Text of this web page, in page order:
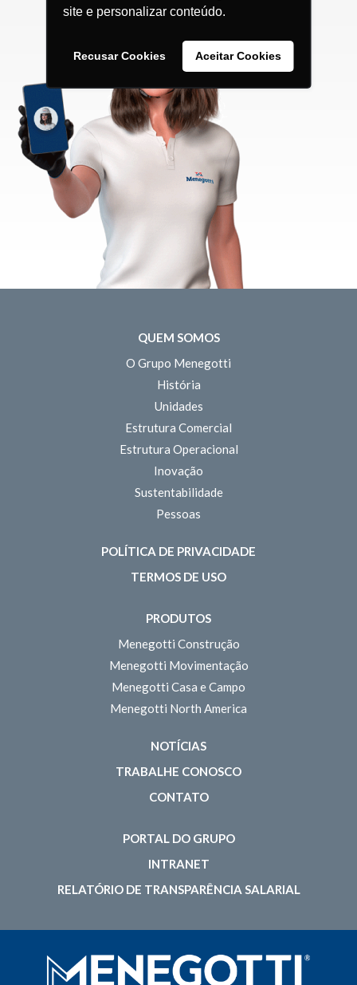
site e personalizar conteúdo.
Recusar Cookies Aceitar Cookies
QUEM SOMOS
O Grupo Menegotti
História
Unidades
Estrutura Comercial
Estrutura Operacional
Inovação
Sustentabilidade
Pessoas
POLÍTICA DE PRIVACIDADE
TERMOS DE USO
PRODUTOS
Menegotti Construção
Menegotti Movimentação
Menegotti Casa e Campo
Menegotti North America
NOTÍCIAS
TRABALHE CONOSCO
CONTATO
PORTAL DO GRUPO
INTRANET
RELATÓRIO DE TRANSPARÊNCIA SALARIAL